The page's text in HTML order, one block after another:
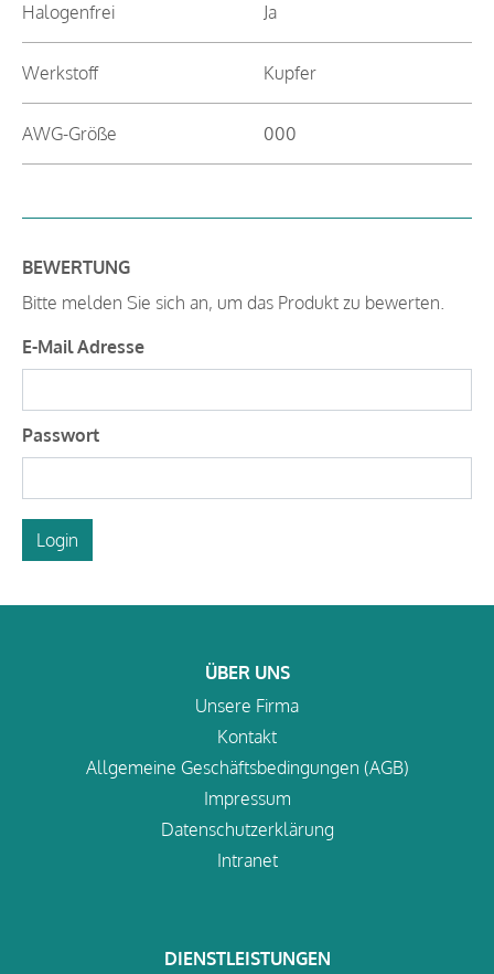
Halogenfrei Ja
Werkstoff Kupfer
AWG-Größe 000
BEWERTUNG
Bitte melden Sie sich an, um das Produkt zu bewerten.
E-Mail Adresse
Passwort
Login
ÜBER UNS
Unsere Firma
Kontakt
Allgemeine Geschäftsbedingungen (AGB)
Impressum
Datenschutzerklärung
Intranet
DIENSTLEISTUNGEN